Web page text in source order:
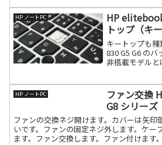
HP ノートPC
HP
トップ（キ
キートップも
830 G5 G6 の
非搭載モデル
トップの裏面
続きを読む
HP ノートPC
ファン交換
G8 シリーズ
ファンの交換ネジ開けます。カバーは矢印
いです。ファンの固定ネジ外します。ケー
ます。ファン交換します。ファン付けます